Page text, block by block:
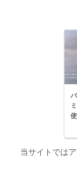
当サイトでは